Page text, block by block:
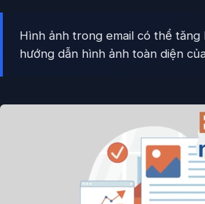
Hình ảnh trong email có thể
hướng dẫn hình ảnh toàn diện